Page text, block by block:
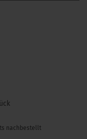
nachbestellt